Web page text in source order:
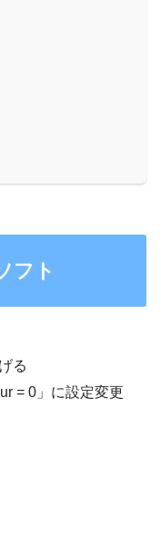
フト
る
= 0」に設定変更